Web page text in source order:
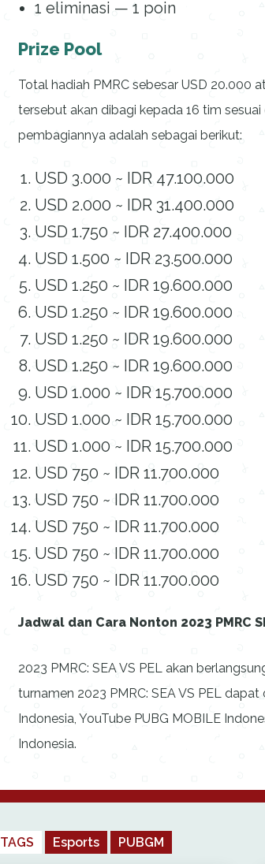
1 eliminasi — 1 poin
Prize Pool
Total hadiah PMRC sebesar USD 20.000
tersebut akan dibagi kepada 16 tim
pembagiannya adalah sebagai berikut:
USD 3.000 ~ IDR 47.100.000
USD 2.000 ~ IDR 31.400.000
USD 1.750 ~ IDR 27.400.000
USD 1.500 ~ IDR 23.500.000
USD 1.250 ~ IDR 19.600.000
USD 1.250 ~ IDR 19.600.000
USD 1.250 ~ IDR 19.600.000
USD 1.250 ~ IDR 19.600.000
USD 1.000 ~ IDR 15.700.000
USD 1.000 ~ IDR 15.700.000
USD 1.000 ~ IDR 15.700.000
USD 750 ~ IDR 11.700.000
USD 750 ~ IDR 11.700.000
USD 750 ~ IDR 11.700.000
USD 750 ~ IDR 11.700.000
USD 750 ~ IDR 11.700.000
Jadwal dan Cara Nonton 2023 PMRC
2023 PMRC: SEA VS PEL akan
turnamen 2023 PMRC: SEA VS PEL
Indonesia, YouTube PUBG MOBILE
Indonesia.
TAGS Esports PUBGM